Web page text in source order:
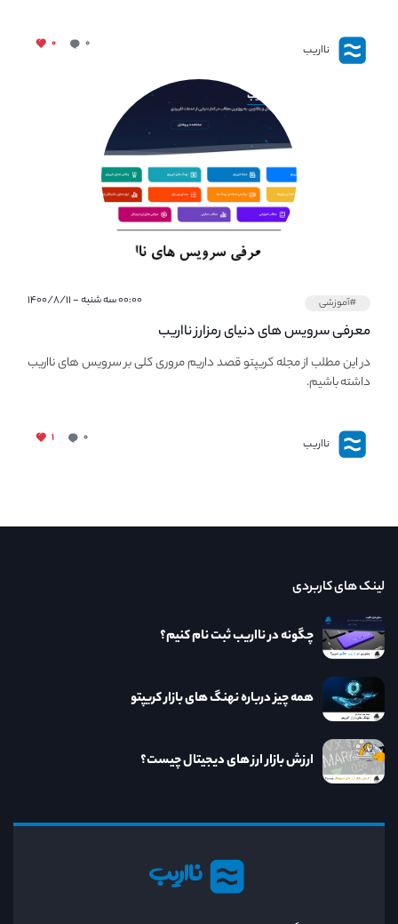
نااریب ۰ ۰
#آموزشی ۰۰:۰۰ سه شنبه - ۱۴۰۰/۸/۱۱
معرفی سرویس های دنیای رمزارز نااریب
در این مطلب از مجله کریپتو قصد داریم مروری کلی بر سرویس های نااریب
داشته باشیم.
نااریب ۰ ۱
نااریب
لینک های کاربردی
چگونه در نااریب ثبت نام کنیم؟
همه چیز درباره نهنگ های بازار کریپتو
ارزش بازار ارز های دیجیتال چیست؟